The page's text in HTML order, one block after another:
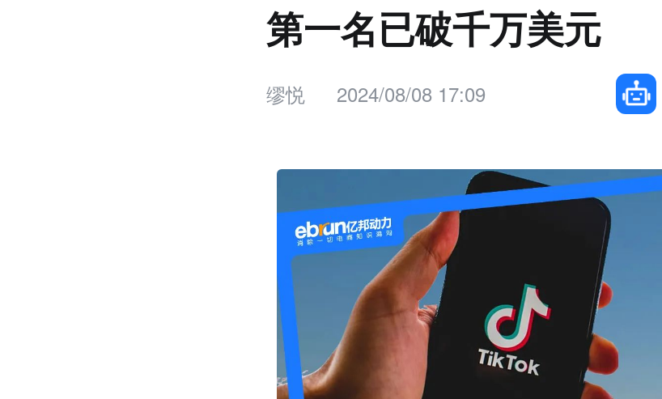
第一名已破千万美元
缪悦 2024/08/08 17:09